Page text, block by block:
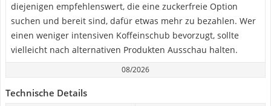
diejenigen empfehlenswert, die eine zuckerfreie Option
suchen und bereit sind, dafür etwas mehr zu bezahlen. Wer
einen weniger intensiven Koffeinschub bevorzugt, sollte
vielleicht nach alternativen Produkten Ausschau halten.
08/2026
Technische Details